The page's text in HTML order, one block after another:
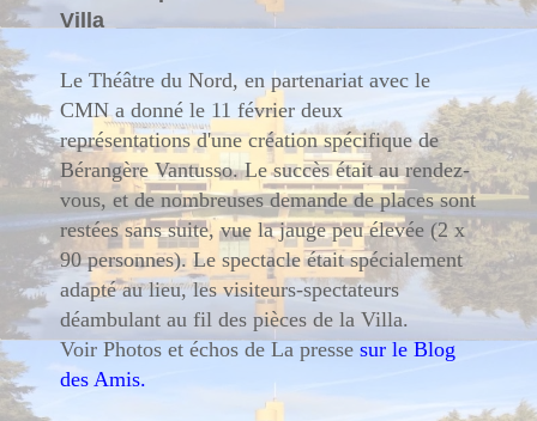
Villa
Le Théâtre du Nord, en partenariat avec le
CMN a donné le 11 février deux
représentations d'une création spécifique de
Bérangère Vantusso. Le succès était au rendez-
vous, et de nombreuses demande de places sont
restées sans suite, vue la jauge peu élevée (2 x
90 personnes). Le spectacle était spécialement
adapté au lieu, les visiteurs-spectateurs
déambulant au fil des pièces de la Villa.
Voir Photos et échos de La presse sur le Blog
des Amis.